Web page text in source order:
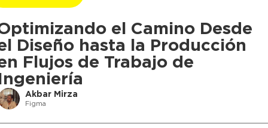
el Camino Desde
Diseño hasta la Producción
Flujos de Trabajo de
Akbar Mirza
Figma